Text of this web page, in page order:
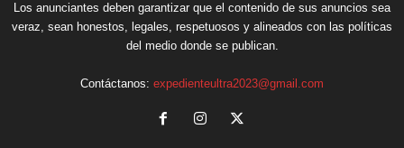
Los anunciantes deben garantizar que el contenido de sus anuncios sea
veraz, sean honestos, legales, respetuosos y alineados con las políticas
del medio donde se publican.
Contáctanos: expedienteultra2023@gmail.com